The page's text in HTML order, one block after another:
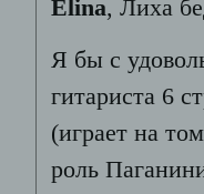
Elina, Лиха
Я бы с
гитариста 6
(играет на
роль